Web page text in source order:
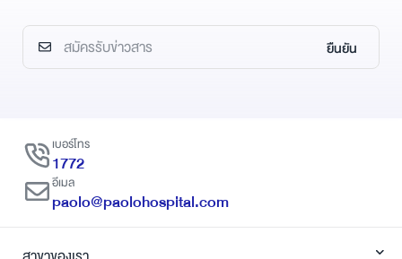
ยืนยัน
เบอร์โทร
1772
อีเมล
paolo@paolohospital.com